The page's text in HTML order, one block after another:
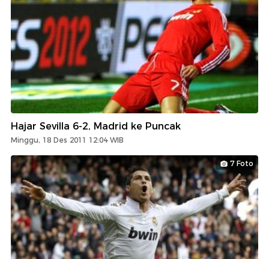
Hajar Sevilla 6-2, Madrid ke Puncak
Minggu, 18 Des 2011 12:04 WIB
7 Foto